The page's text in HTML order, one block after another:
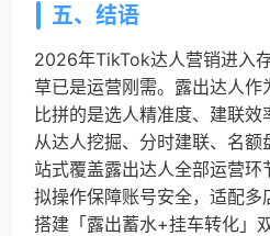
五、结语
2026年TikTok达人营销进入
草已是运营刚需。露出达人
比拼的是选人精准度、建联效
从达人挖掘、分时建联、名
站式覆盖露出达人全部运营环
拟操作保障账号安全，适配多
搭建「露出蓄水+挂车转化」